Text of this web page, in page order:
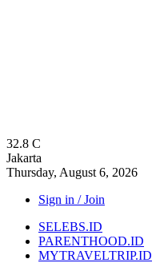
32.8 C
Jakarta
Thursday, August 6, 2026
Sign in / Join
SELEBS.ID
PARENTHOOD.ID
MYTRAVELTRIP.ID